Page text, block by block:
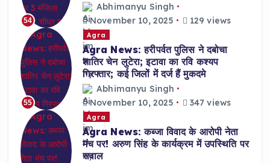
54
Abhimanyu Singh
November 10, 2025
129 views
55
Agra
Agra News: हरीपर्वत पुलिस ने दबोचा
शातिर चेन लुटेरा; इटावा का रवि कश्यप
गिरफ्तार; कई जिलों में दर्ज हैं मुकदमे
Abhimanyu Singh
November 10, 2025
347 views
Agra
Agra News: कब्जा विवाद के आरोपी नेता
मंच पर! अरुण सिंह के कार्यक्रम में उपस्थिति पर
सवाल